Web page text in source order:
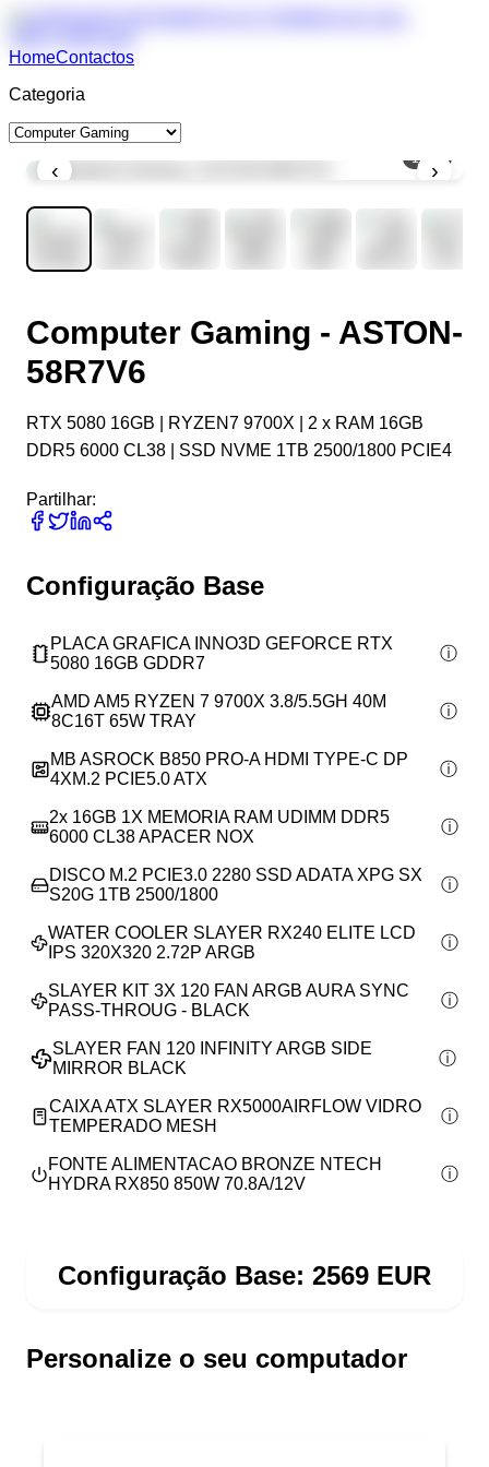
HomeContactos
Categoria
‹ ›
1/
Computer Gaming - ASTON-
58R7V6
RTX 5080 16GB | RYZEN7 9700X | 2 x RAM 16GB
DDR5 6000 CL38 | SSD NVME 1TB 2500/1800 PCIE4
Partilhar:
Configuração Base
PLACA GRAFICA INNO3D GEFORCE RTX
5080 16GB GDDR7
AMD AM5 RYZEN 7 9700X 3.8/5.5GH 40M
8C16T 65W TRAY
MB ASROCK B850 PRO-A HDMI TYPE-C DP
4XM.2 PCIE5.0 ATX
2x 16GB 1X MEMORIA RAM UDIMM DDR5
6000 CL38 APACER NOX
DISCO M.2 PCIE3.0 2280 SSD ADATA XPG SX
S20G 1TB 2500/1800
WATER COOLER SLAYER RX240 ELITE LCD
IPS 320X320 2.72P ARGB
SLAYER KIT 3X 120 FAN ARGB AURA SYNC
PASS-THROUG - BLACK
SLAYER FAN 120 INFINITY ARGB SIDE
MIRROR BLACK
CAIXA ATX SLAYER RX5000AIRFLOW VIDRO
TEMPERADO MESH
FONTE ALIMENTACAO BRONZE NTECH
HYDRA RX850 850W 70.8A/12V
Configuração Base: 2569 EUR
Personalize o seu computador